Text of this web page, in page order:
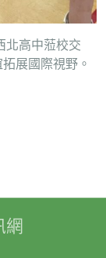
北高中蒞校交
展國際視野。
網